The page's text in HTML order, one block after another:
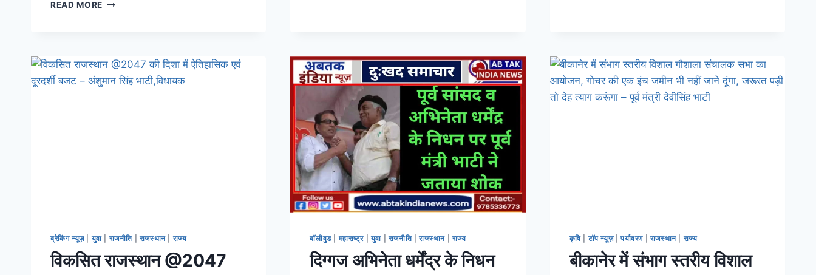
READ MORE
ब्रेकिंग न्यूज़| युवा| राजनीति| राजस्थान| राज्य
विकसित राजस्थान @2047
बॉलीवुड| महाराष्ट्र युवा राजनीति|राजस्थान राज्य
दिग्गज अभिनेता धर्मेंद्र के निधन
कृषि| टॉप न्यूज़|पर्यावरण राजस्थान| राज्य
बीकानेर में संभाग स्तरीय विशाल